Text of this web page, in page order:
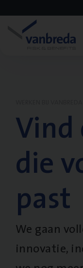
Vind
die
past
We gaan
innovatie,